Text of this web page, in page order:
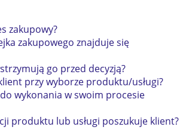
zakupowy?
zakupowego znajduje się
go przed decyzją?
przy wyborze produktu/usługi?
wykonania w swoim procesie
produktu lub usługi poszukuje klient?